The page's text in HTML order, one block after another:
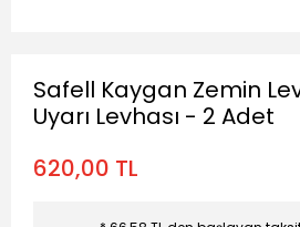
Safell Kaygan Zemin
Uyarı Levhası - 2 Adet
620,00 TL